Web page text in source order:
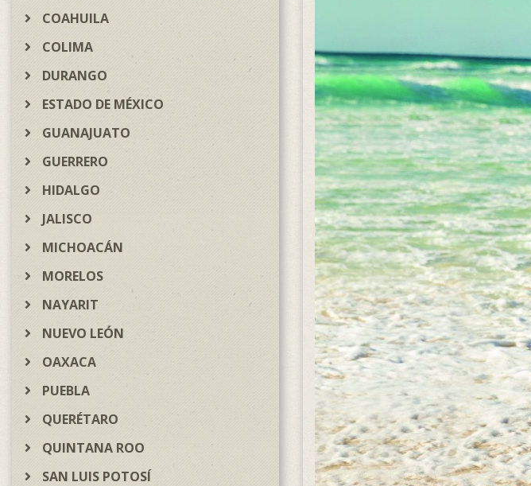
COAHUILA
COLIMA
DURANGO
ESTADO DE MÉXICO
GUANAJUATO
GUERRERO
HIDALGO
JALISCO
MICHOACÁN
MORELOS
NAYARIT
NUEVO LEÓN
OAXACA
PUEBLA
QUERÉTARO
QUINTANA ROO
SAN LUIS POTOSÍ